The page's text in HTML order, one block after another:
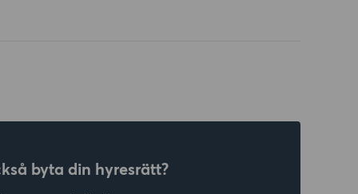
byta din hyresrätt?